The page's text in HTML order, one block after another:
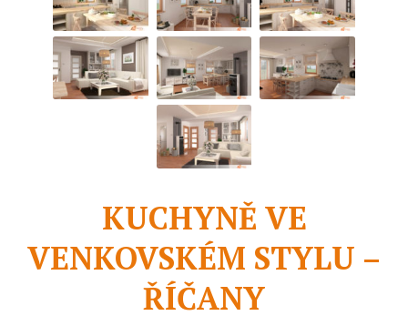
KUCHYNĚ VE
VENKOVSKÉM STYLU –
ŘÍČANY